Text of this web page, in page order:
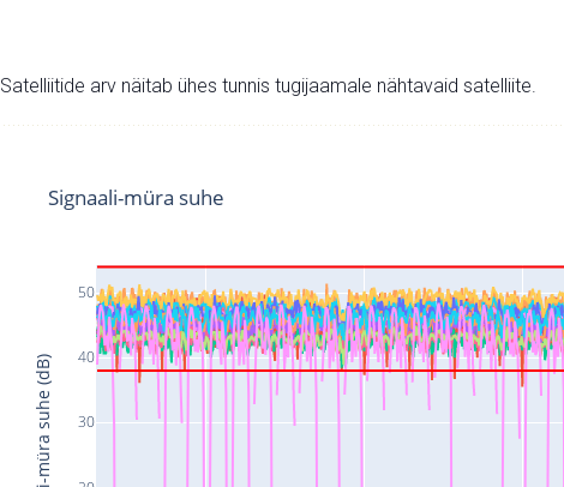
Satelliitide arv näitab ühes tunnis tugijaamale nähtavaid satelliite.
30
40
50
Signaali-müra suhe